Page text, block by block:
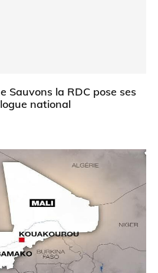
Sauvons la RDC pose ses
national